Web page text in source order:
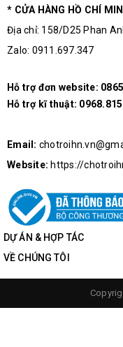
Kích Thước Thực Tế
* CỬA HÀNG HỒ CHÍ
Địa chỉ: 158/D25 Phan
Zalo: 0911.697.347
Hỗ trợ đơn website:
Hỗ trợ kĩ thuật:
Email:
Website: https://
DỰ ÁN & HỢP TÁC
VỀ CHÚNG TÔI